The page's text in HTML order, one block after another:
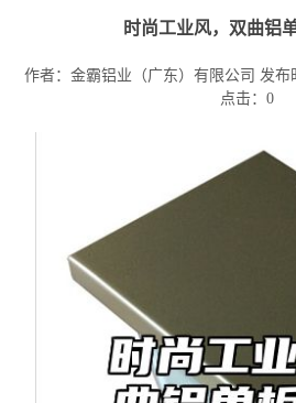
时尚工业风，双曲铝
作者：金霸铝业（广东）有限公司 发布
点击： 0